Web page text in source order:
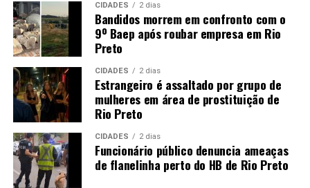
CIDADES 2 dias
Bandidos morrem em confronto com o
9º Baep após roubar empresa em Rio
Preto
CIDADES 2 dias
Estrangeiro é assaltado por grupo de
mulheres em área de prostituição de
Rio Preto
CIDADES 2 dias
Funcionário público denuncia ameaças
de flanelinha perto do HB de Rio Preto